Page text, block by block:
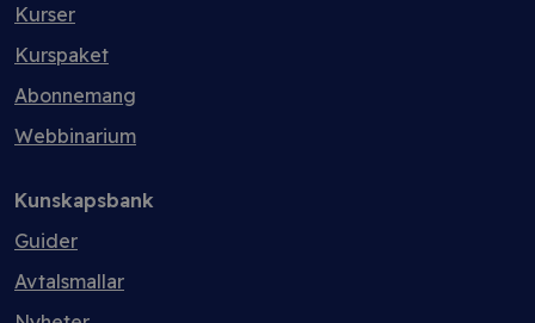
Kurser
Kurspaket
Abonnemang
Webbinarium
Kunskapsbank
Guider
Avtalsmallar